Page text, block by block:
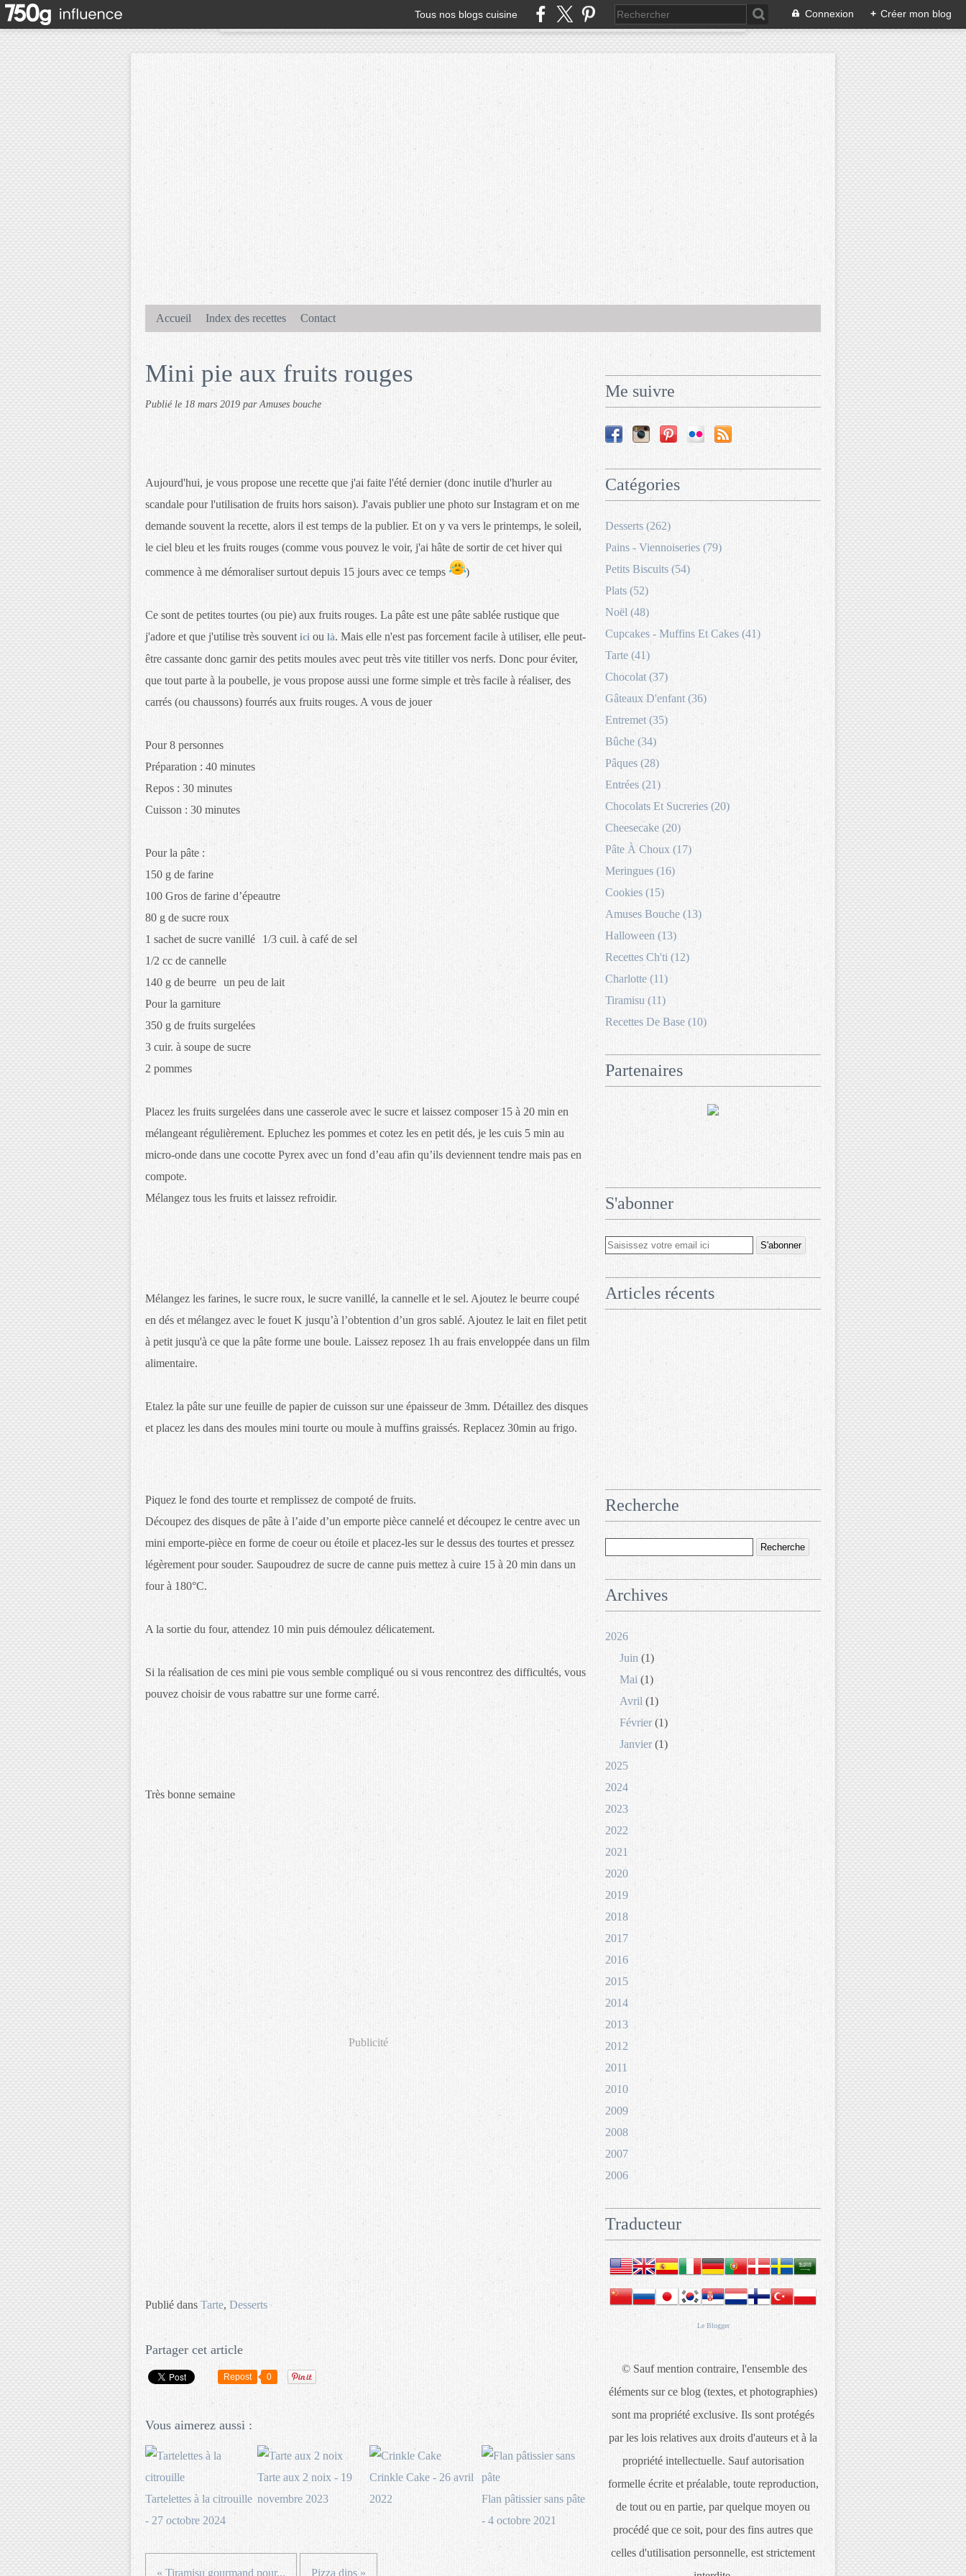
Tous nos blogs cuisine Connexion + Créer mon blog
Accueil Index des recettes Contact
Mini pie aux fruits rouges
Publié le 18 mars 2019 par Amuses bouche
Aujourd'hui, je vous propose une recette que j'ai faite l'été dernier (donc inutile d'hurler au
scandale pour l'utilisation de fruits hors saison). J'avais publier une photo sur Instagram et on me
demande souvent la recette, alors il est temps de la publier. Et on y va vers le printemps, le soleil,
le ciel bleu et les fruits rouges (comme vous pouvez le voir, j'ai hâte de sortir de cet hiver qui
commence à me démoraliser surtout depuis 15 jours avec ce temps
)
Ce sont de petites tourtes (ou pie) aux fruits rouges. La pâte est une pâte sablée rustique que
j'adore et que j'utilise très souvent ici ou là. Mais elle n'est pas forcement facile à utiliser, elle peut-
être cassante donc garnir des petits moules avec peut très vite titiller vos nerfs. Donc pour éviter,
que tout parte à la poubelle, je vous propose aussi une forme simple et très facile à réaliser, des
carrés (ou chaussons) fourrés aux fruits rouges. A vous de jouer
Pour 8 personnes
Préparation : 40 minutes
Repos : 30 minutes
Cuisson : 30 minutes
Pour la pâte :
150 g de farine
100 Gros de farine d’épeautre
80 g de sucre roux
1 sachet de sucre vanillé 1/3 cuil. à café de sel
1/2 cc de cannelle
140 g de beurre un peu de lait
Pour la garniture
350 g de fruits surgelées
3 cuir. à soupe de sucre
2 pommes
Placez les fruits surgelées dans une casserole avec le sucre et laissez composer 15 à 20 min en
mélangeant régulièrement. Epluchez les pommes et cotez les en petit dés, je les cuis 5 min au
micro-onde dans une cocotte Pyrex avec un fond d’eau afin qu’ils deviennent tendre mais pas en
compote.
Mélangez tous les fruits et laissez refroidir.
Mélangez les farines, le sucre roux, le sucre vanillé, la cannelle et le sel. Ajoutez le beurre coupé
en dés et mélangez avec le fouet K jusqu’à l’obtention d’un gros sablé. Ajoutez le lait en filet petit
à petit jusqu'à ce que la pâte forme une boule. Laissez reposez 1h au frais enveloppée dans un film
alimentaire.
Etalez la pâte sur une feuille de papier de cuisson sur une épaisseur de 3mm. Détaillez des disques
et placez les dans des moules mini tourte ou moule à muffins graissés. Replacez 30min au frigo.
Piquez le fond des tourte et remplissez de compoté de fruits.
Découpez des disques de pâte à l’aide d’un emporte pièce cannelé et découpez le centre avec un
mini emporte-pièce en forme de coeur ou étoile et placez-les sur le dessus des tourtes et pressez
légèrement pour souder. Saupoudrez de sucre de canne puis mettez à cuire 15 à 20 min dans un
four à 180°C.
A la sortie du four, attendez 10 min puis démoulez délicatement.
Si la réalisation de ces mini pie vous semble compliqué ou si vous rencontrez des difficultés, vous
pouvez choisir de vous rabattre sur une forme carré.
Très bonne semaine
Publicité
Publié dans Tarte, Desserts
Partager cet article
Repost 0
Vous aimerez aussi :
Tartelettes à la citrouille
- 27 octobre 2024
Tarte aux 2 noix - 19
novembre 2023
Crinkle Cake - 26 avril
2022
Flan pâtissier sans pâte
- 4 octobre 2021
« Tiramisu gourmand pour... Pizza dips »
Me suivre
Catégories
Desserts (262)
Pains - Viennoiseries (79)
Petits Biscuits (54)
Plats (52)
Noël (48)
Cupcakes - Muffins Et Cakes (41)
Tarte (41)
Chocolat (37)
Gâteaux D'enfant (36)
Entremet (35)
Bûche (34)
Pâques (28)
Entrées (21)
Chocolats Et Sucreries (20)
Cheesecake (20)
Pâte À Choux (17)
Meringues (16)
Cookies (15)
Amuses Bouche (13)
Halloween (13)
Recettes Ch'ti (12)
Charlotte (11)
Tiramisu (11)
Recettes De Base (10)
Partenaires
S'abonner
Articles récents
Recherche
Archives
2026
Juin (1)
Mai (1)
Avril (1)
Février(1)
Janvier (1)
2025
2024
2023
2022
2021
2020
2019
2018
2017
2016
2015
2014
2013
2012
2011
2010
2009
2008
2007
2006
Traducteur
Le Blogger
© Sauf mention contraire, l'ensemble des
éléments sur ce blog (textes, et photographies)
sont ma propriété exclusive. Ils sont protégés
par les lois relatives aux droits d'auteurs et à la
propriété intellectuelle. Sauf autorisation
formelle écrite et préalable, toute reproduction,
de tout ou en partie, par quelque moyen ou
procédé que ce soit, pour des fins autres que
celles d'utilisation personnelle, est strictement